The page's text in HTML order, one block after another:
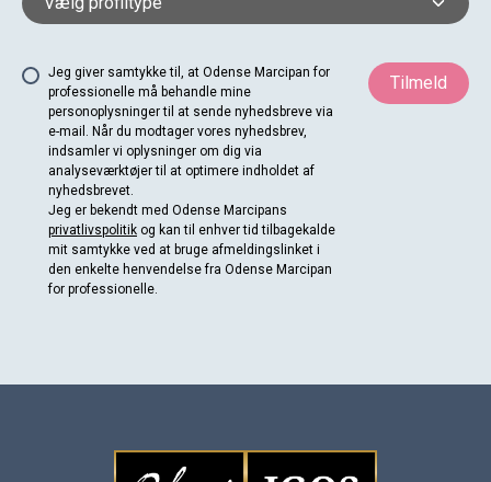
Jeg giver samtykke til, at Odense Marcipan for
professionelle må behandle mine
personoplysninger til at sende nyhedsbreve via
e-mail. Når du modtager vores nyhedsbrev,
indsamler vi oplysninger om dig via
analyseværktøjer til at optimere indholdet af
nyhedsbrevet.
Jeg er bekendt med Odense Marcipans
privatlivspolitik og kan til enhver tid tilbagekalde
mit samtykke ved at bruge afmeldingslinket i
den enkelte henvendelse fra Odense Marcipan
for professionelle.
Tilmeld